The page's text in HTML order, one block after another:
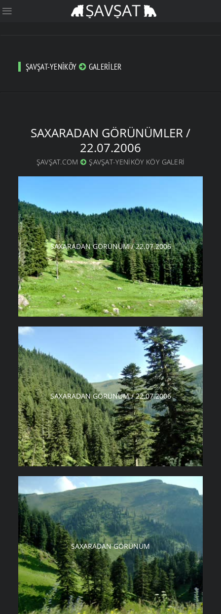
ŞAVŞAT-YENIKÖY GALERILER
SAXARADAN GÖRÜNÜMLER /
22.07.2006
ŞAVŞAT.COM ŞAVŞAT-YENIKÖY KÖY GALERI
SAXARADAN GÖRÜNÜM / 22.07.2006
SAXARADAN GÖRÜNÜM / 22.07.2006
SAXARADAN GÖRÜNÜM